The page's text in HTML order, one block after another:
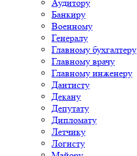
Аудитору
Банкиру
Военному
Генералу
Главному бухгалтеру
Главному врачу
Главному инженеру
Дантисту
Декану
Депутату
Дипломату
Летчику
Логисту